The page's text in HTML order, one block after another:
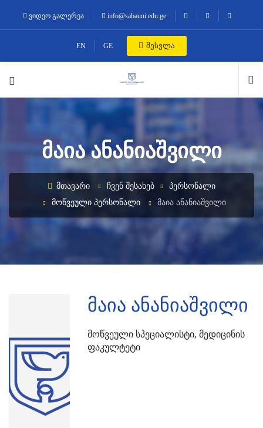
ვიდეო გალერეა info@sabauni.edu.ge
EN GE შესვლა
ᲛᲐᲘᲐ ᲐᲜᲐᲜᲘᲐᲨᲕᲘᲚᲘ
ᲛᲗᲐᲕᲐᲠᲘ ᲩᲕᲔᲜ ᲨᲔᲡᲐᲮᲔᲑ
ᲞᲔᲠᲡᲝᲜᲐᲚᲘ
ᲛᲝᲬᲕᲔᲣᲚᲘ ᲞᲔᲠᲡᲝᲜᲐᲚᲘ
ᲛᲐᲘᲐ ᲐᲜᲐᲜᲘᲐᲨᲕᲘᲚᲘ
მაია ანანიაშვილი
Მოწვეული Სპეციალისტი, Მედიცინის
Ფაკულტეტი